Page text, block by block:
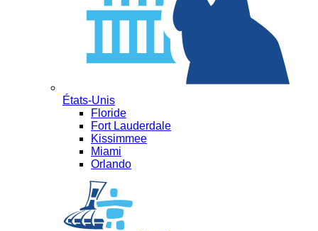
États-Unis
Floride
Fort Lauderdale
Kissimmee
Miami
Orlando